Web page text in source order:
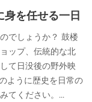
身を任せる一日
でしょうか？ 鼓楼
ップ、伝統的な北
て日没後の野外映
ように歴史を日常の
てください。...